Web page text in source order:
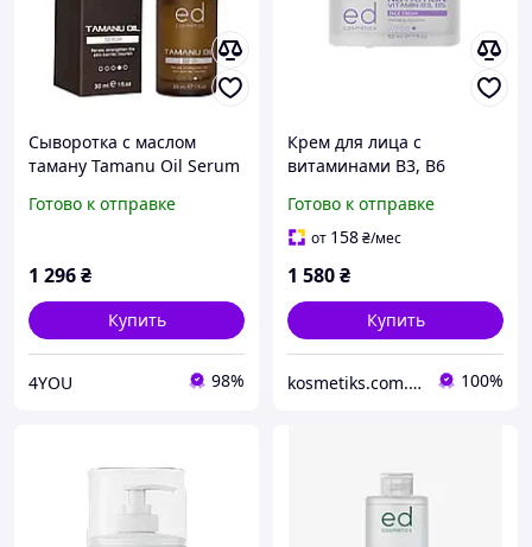
Сыворотка с маслом
таману Tamanu Oil Serum
Готово к отправке
1 296₴
Купить
4YOU 98%
Крем для лица с
витаминами B3, B6
B5 FACE CREAM ED
Cosmetics, 50 мл
Готово к отправке
от 158₴/мес
1 580₴
Купить
kosmetiks.com.ua 100%